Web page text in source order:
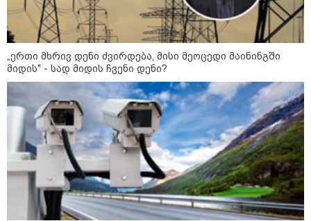
დიდ პა­ტი­ვის­ცე­მას" - ეკა კუპატაძე
ნანუკა ჟორჟოლიანს
"დღეს ლანას პანაშვიდზე
ვიყავით. ლანას დედამ გვთხოვა,
გვეთქვა" - რას წერს
არქიმანდრიტი ილია თოლორაია
სოციალურ ქსელში?
ცნობილია რა მუხლით დააკავეს
ნია იმნაძე - ამ დრომდე ის
კლინიკაშია: რას ამბობს ექიმი
"მანიაკებო, დამპლებო, შენ არ იცი
რომ ნია არაფერშუაში არაა?!" -
„ერთი მხრივ დენი ძვირდება, მისი მეოცედი მაინინგში
მიდის" - სად მიდის ჩვენი დენი?